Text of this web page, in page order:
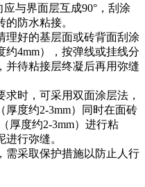
与界面层互成90°，刮涂
防水粘接。
理好的基层面或砖背面刮涂
4mm），按弹线或挂线分
并待粘接层终凝后再用弥缝
时，可采用双面涂层法，
厚度约2-3mm）同时在面砖
厚度约2-3mm）进行粘
行弥缝。
需采取保护措施以防止人行